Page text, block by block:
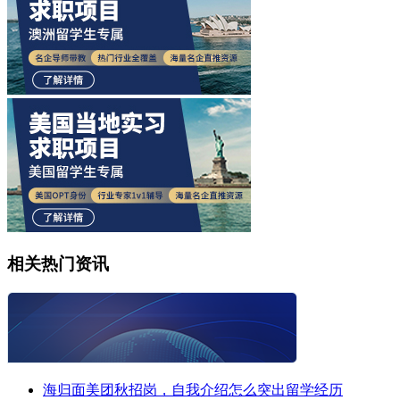
相关热门资讯
海归面美团秋招岗，自我介绍怎么突出留学经历